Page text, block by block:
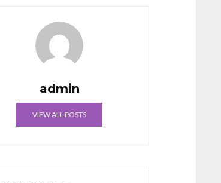
admin
VIEW ALL POSTS